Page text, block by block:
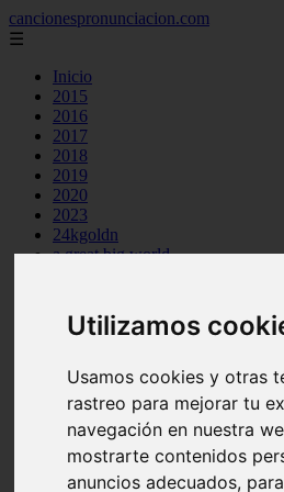
Utilizamos
Usamos cookies y otras
rastreo para mejorar tu
navegación en nuestra
mostrarte contenidos
anuncios adecuados,
cancionespronunciacion.com
☰
Inicio
2015
2016
2017
2018
2019
2020
2023
24kgoldn
a great big world
aimee carty
ajr
anne marie
ariana grande
ashe
atb